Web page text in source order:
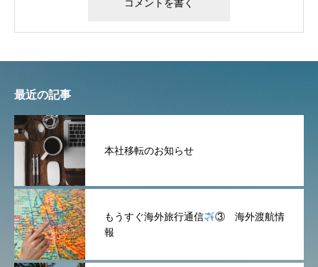
最近の記事
本社移転のお知らせ
もうすぐ海外旅行通信
③ 海外渡航情
報